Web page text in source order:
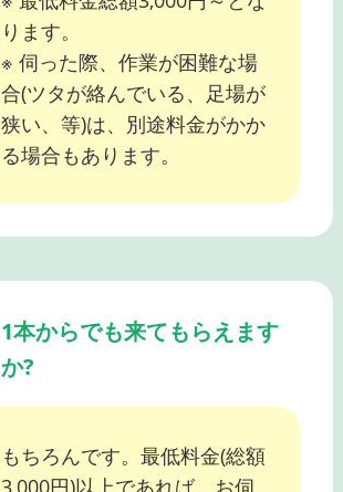
ります。
※ 伺った際、作業が困難な場
合(ツタが絡んでいる、足場が
狭い、等)は、別途料金がかか
る場合もあります。
1本からでも来てもらえます
か?
もちろんです。最低料金(総額
3,000円)以上であれば、お伺